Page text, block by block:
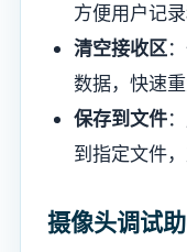
方便用户记
清空接收区
数据，快速重
保存到文件
到指定文件
摄像头调试